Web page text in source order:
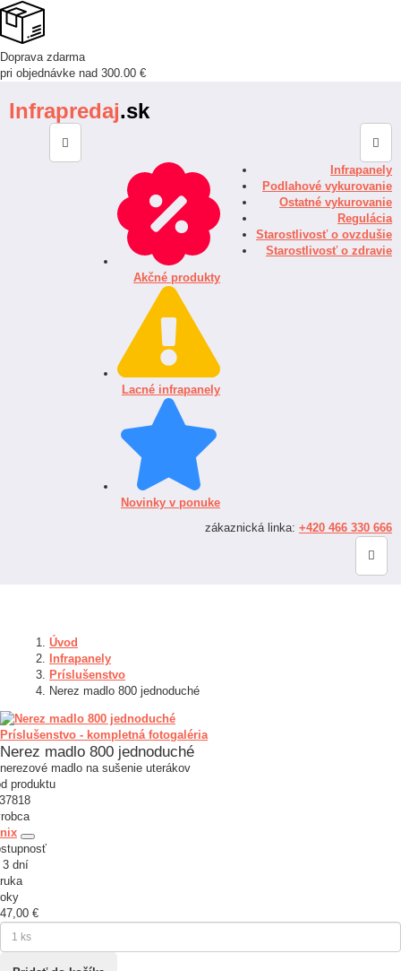
Doprava zdarma
pri objednávke nad 300.00 €
Infrapredaj.sk
Infrapanely
Podlahové vykurovanie
Ostatné vykurovanie
Regulácia
Starostlivosť o ovzdušie
Starostlivosť o zdravie
Akčné produkty
Lacné infrapanely
Novinky v ponuke
zákaznická linka: +420 466 330 666
Úvod
Infrapanely
Príslušenstvo
Nerez madlo 800 jednoduché
Príslušenstvo - kompletná fotogaléria
Nerez madlo 800 jednoduché
nerezové madlo na sušenie uterákov
produktu
3 dní
47,00 €